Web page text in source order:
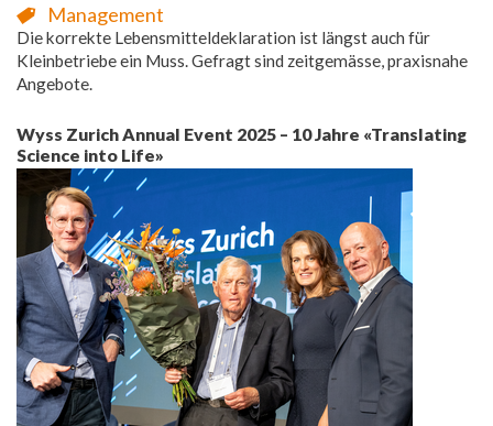
Management
Die korrekte Lebensmitteldeklaration ist längst auch für
Kleinbetriebe ein Muss. Gefragt sind zeitgemässe, praxisnahe
Angebote.
Wyss Zurich Annual Event 2025 – 10 Jahre «Translating
Science into Life»